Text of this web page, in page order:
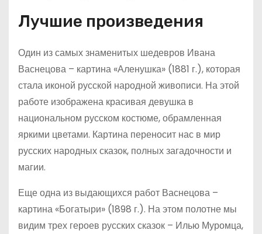
Лучшие произведения
Один из самых знаменитых шедевров Ивана
Васнецова – картина «Аленушка» (1881 г.), которая
стала иконой русской народной живописи. На этой
работе изображена красивая девушка в
национальном русском костюме, обрамленная
яркими цветами. Картина переносит нас в мир
русских народных сказок, полных загадочности и
магии.
Еще одна из выдающихся работ Васнецова –
картина «Богатыри» (1898 г.). На этом полотне мы
видим трех героев русских сказок – Илью Муромца,